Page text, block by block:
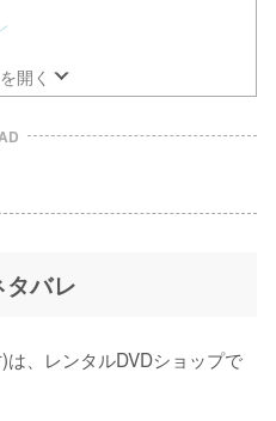
開く
バレ
、レンタルDVDショップで